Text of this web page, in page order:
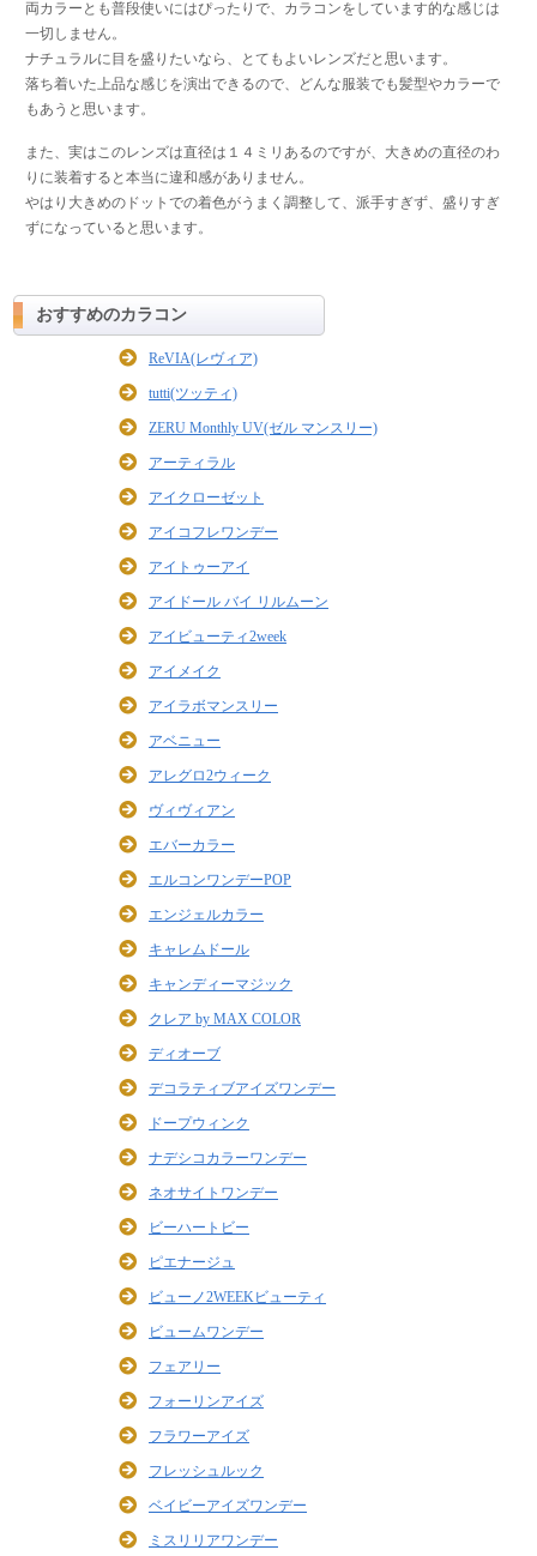
両カラーとも普段使いにはぴったりで、カラコンをしています的な感じは
一切しません。
ナチュラルに目を盛りたいなら、とてもよいレンズだと思います。
落ち着いた上品な感じを演出できるので、どんな服装でも髪型やカラーで
もあうと思います。
また、実はこのレンズは直径は１４ミリあるのですが、大きめの直径のわ
りに装着すると本当に違和感がありません。
やはり大きめのドットでの着色がうまく調整して、派手すぎず、盛りすぎ
ずになっていると思います。
おすすめのカラコン
ReVIA(レヴィア)
tutti(ツッティ)
ZERU Monthly UV(ゼル マンスリー)
アーティラル
アイクローゼット
アイコフレワンデー
アイトゥーアイ
アイドール バイ リルムーン
アイビューティ2week
アイメイク
アイラボマンスリー
アベニュー
アレグロ2ウィーク
ヴィヴィアン
エバーカラー
エルコンワンデーPOP
エンジェルカラー
キャレムドール
キャンディーマジック
クレア by MAX COLOR
ディオーブ
デコラティブアイズワンデー
ドープウィンク
ナデシコカラーワンデー
ネオサイトワンデー
ビーハートビー
ピエナージュ
ビューノ2WEEKビューティ
ビュームワンデー
フェアリー
フォーリンアイズ
フラワーアイズ
フレッシュルック
ベイビーアイズワンデー
ミスリリアワンデー